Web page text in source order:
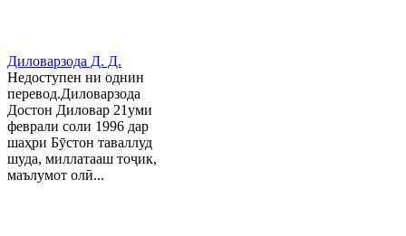
Диловарзода Д. Д.
Недоступен ни однин
перевод.Диловарзода
Достон Диловар 21уми
феврали соли 1996 дар
шаҳри Бӯстон таваллуд
шуда, миллатааш тоҷик,
маълумот олӣ...